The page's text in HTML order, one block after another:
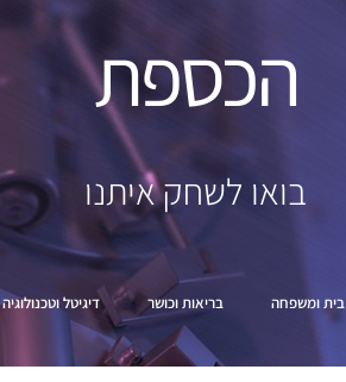
הכספת
בואו לשחק איתנו
בית ומשפחה בריאות וכושר דיגיטל וטכנולוגיה